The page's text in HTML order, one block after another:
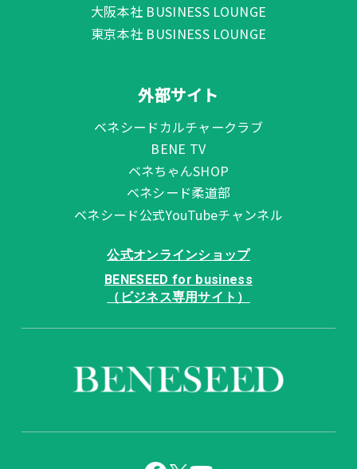
大阪本社 BUSINESS LOUNGE
東京本社 BUSINESS LOUNGE
外部サイト
ベネシードカルチャークラブ
BENE TV
ベネちゃんSHOP
ベネシード柔道部
ベネシード公式YouTubeチャンネル
公式オンラインショップ
BENESEED for business
（ビジネス専用サイト）